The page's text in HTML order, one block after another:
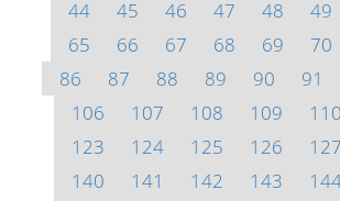
44
45 46 47 48 49
65
66 67 68 69 70
86
87 88 89 90 91
106
107 108 109 110
123
124 125 126 127
140
141 142 143